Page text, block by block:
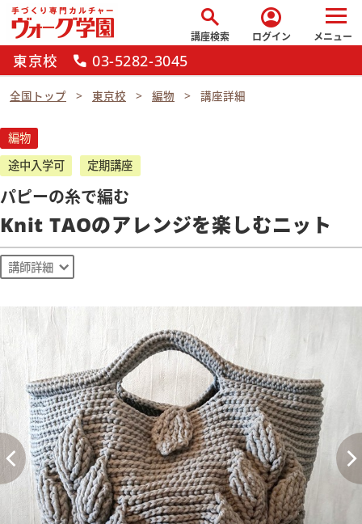
search
講座検索
account_circle
ログイン メニュー
東京校 call 03-5282-3045
全国トップ 東京校 編物 講座詳細
編物
途中入学可
定期講座
パピーの糸で編む
Knit TAOのアレンジを楽しむニット
講師詳細